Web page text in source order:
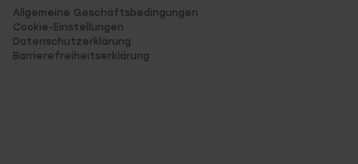
Allgemeine Geschäftsbedingungen
Cookie-Einstellungen
Datenschutzerklärung
Barrierefreiheitserklärung